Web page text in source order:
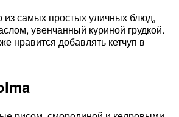
из самых простых уличных блюд,
увенчанный куриной грудкой.
нравится добавлять кетчуп в